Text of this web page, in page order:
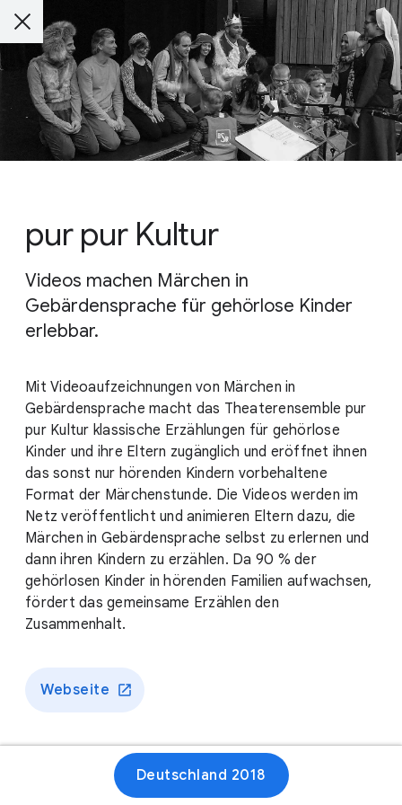
pur pur Kultur
Videos machen Märchen in
Gebärdensprache für gehörlose Kinder
erlebbar.
Mit Videoaufzeichnungen von Märchen in
Gebärdensprache macht das Theaterensemble pur
pur Kultur klassische Erzählungen für gehörlose
Kinder und ihre Eltern zugänglich und eröffnet ihnen
das sonst nur hörenden Kindern vorbehaltene
Format der Märchenstunde. Die Videos werden im
Netz veröffentlicht und animieren Eltern dazu, die
Märchen in Gebärdensprache selbst zu erlernen und
dann ihren Kindern zu erzählen. Da 90 % der
gehörlosen Kinder in hörenden Familien aufwachsen,
fördert das gemeinsame Erzählen den
Zusammenhalt.
Webseite
Deutschland 2018